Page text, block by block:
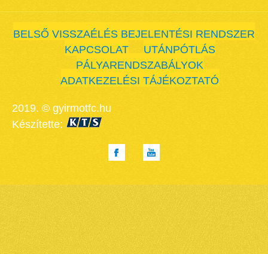
BELSŐ VISSZAÉLÉS BEJELENTÉSI RENDSZER
KAPCSOLAT
UTÁNPÓTLÁS
PÁLYARENDSZABÁLYOK
ADATKEZELÉSI TÁJÉKOZTATÓ
2019. © gyirmotfc.hu
Készítette: